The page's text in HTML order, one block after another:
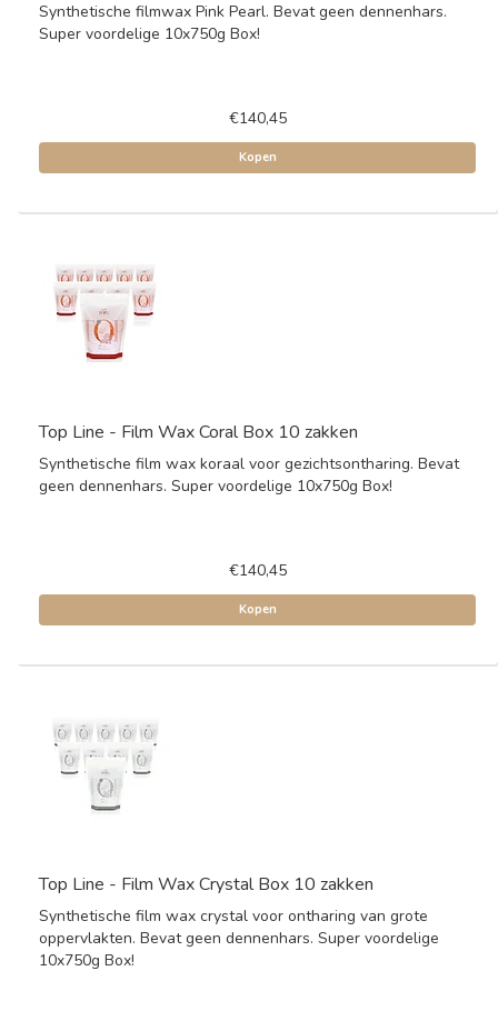
Synthetische filmwax Pink Pearl. Bevat geen dennenhars.
Super voordelige 10x750g Box!
€140,45
Kopen
Top Line - Film Wax Coral Box 10 zakken
Synthetische film wax koraal voor gezichtsontharing. Bevat
geen dennenhars. Super voordelige 10x750g Box!
€140,45
Kopen
Top Line - Film Wax Crystal Box 10 zakken
Synthetische film wax crystal voor ontharing van grote
oppervlakten. Bevat geen dennenhars. Super voordelige
10x750g Box!